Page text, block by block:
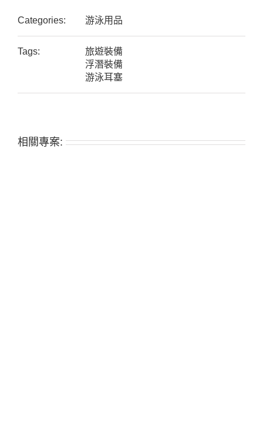
Categories: 游泳用品
Tags:
旅遊裝備
浮潛裝備
游泳耳塞
相關專案: